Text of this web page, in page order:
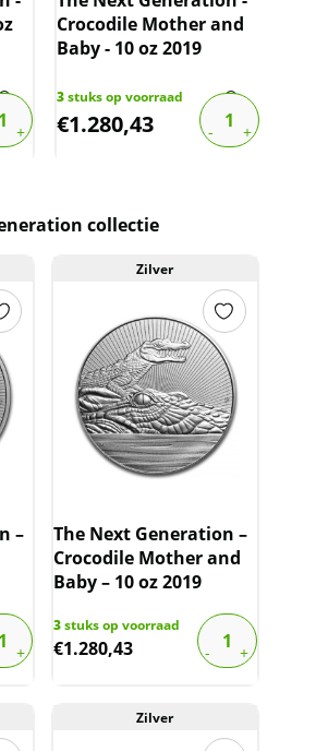
Crocodile Mother and
Baby - 10 oz 2019
3stuks op voorraad
€1.280,43
collectie
–
Zilver
The Next Generation –
Crocodile Mother and
Baby – 10 oz 2019
3stuks op voorraad
€1.280,43
Zilver